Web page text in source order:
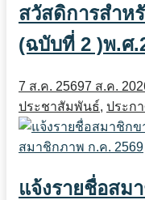
สวัสดิการสำห
(ฉบับที่ 2 )พ.ศ
7 ส.ค. 25697 ส.ค.
ประชาสัมพันธ์, ประก
แจ้งรายชื่อสม